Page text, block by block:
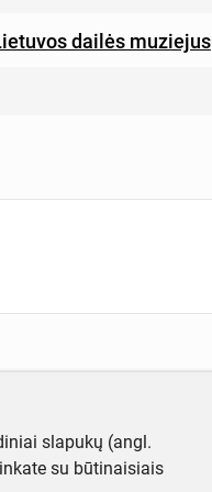
dailės muziejus
slapukų (angl.
su būtinaisiais